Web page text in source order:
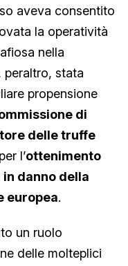
aveva consentito
la operatività
nella
peraltro, stata
propensione
di
delle truffe
l’ottenimento
danno della
europea.
un ruolo
delle molteplici